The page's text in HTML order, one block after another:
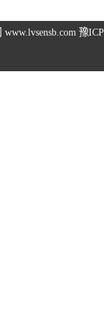
www.lvsensb.com 豫ICP